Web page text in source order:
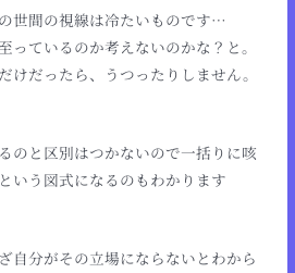
世間の視線は冷たいものです…
っているのか考えないのかな？と。
けだったら、うつったりしません。
のと区別はつかないので一括りに咳
いう図式になるのもわかります
自分がその立場にならないとわから